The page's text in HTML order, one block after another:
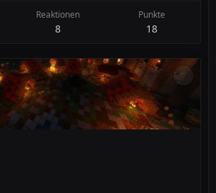
Reaktionen
8
Punkte
18